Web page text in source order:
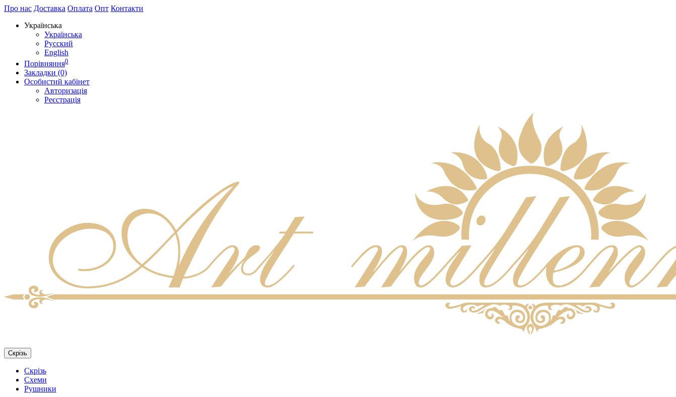
Про нас Доставка Оплата Опт Контакти
Українська
Українська
Русский
English
Порівняння0
Закладки (0)
Особистий кабінет
Авторизація
Реєстрація
Скрізь
Скрізь
Схеми
Рушники